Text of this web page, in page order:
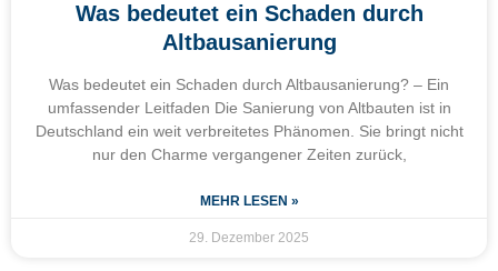
Was bedeutet ein Schaden durch
Altbausanierung
Was bedeutet ein Schaden durch Altbausanierung? – Ein
umfassender Leitfaden Die Sanierung von Altbauten ist in
Deutschland ein weit verbreitetes Phänomen. Sie bringt nicht
nur den Charme vergangener Zeiten zurück,
MEHR LESEN »
29. Dezember 2025